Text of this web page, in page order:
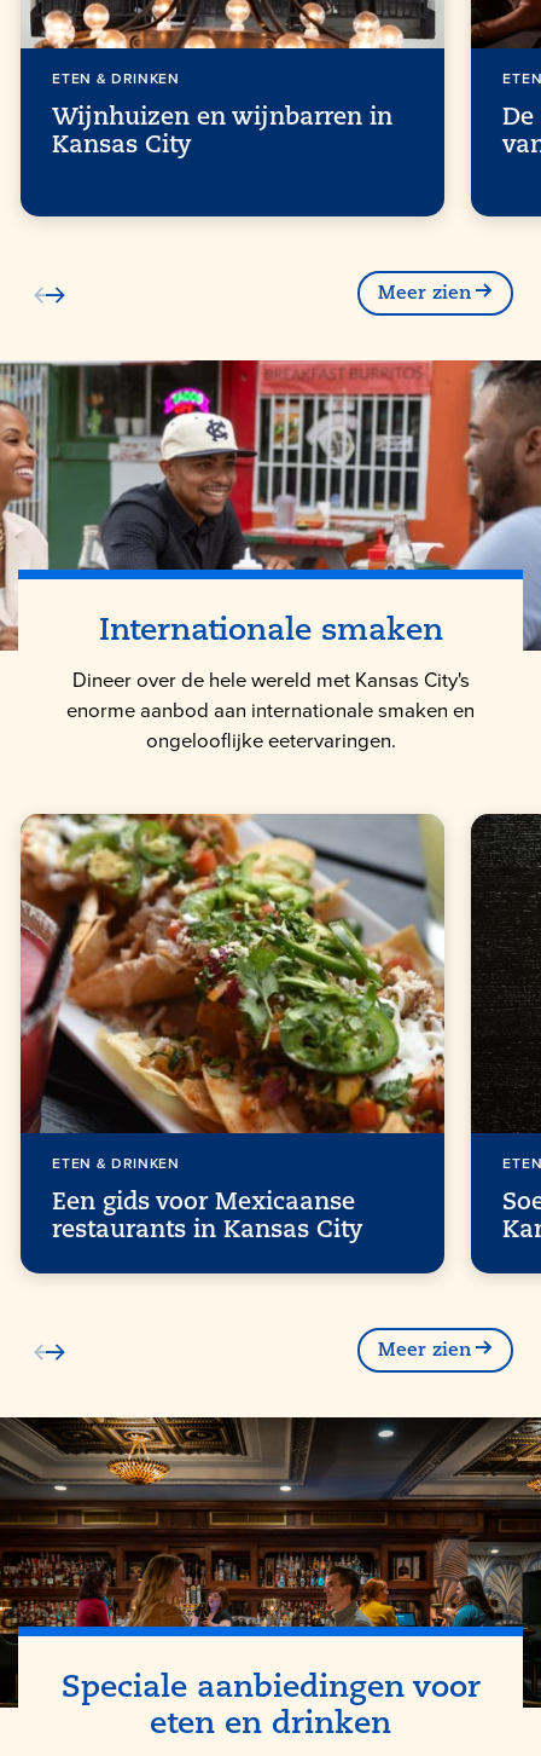
ETEN & DRINKEN
Wijnhuizen en wijnbarren in
Kansas City
Meer zien
Internationale smaken
Dineer over de hele wereld met Kansas City's
enorme aanbod aan internationale smaken en
ongelooflijke eetervaringen.
ETEN & DRINKEN
Een gids voor Mexicaanse
restaurants in Kansas City
Meer zien
Speciale aanbiedingen voor
eten en drinken